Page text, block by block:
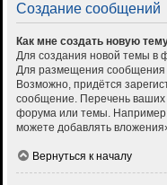
Создание сообщений
Как мне создать новую
Для создания новой темы в
Для размещения сообщения
Возможно, придётся
сообщение. Перечень ваших
форума или темы.
можете добавлять
Вернуться к началу